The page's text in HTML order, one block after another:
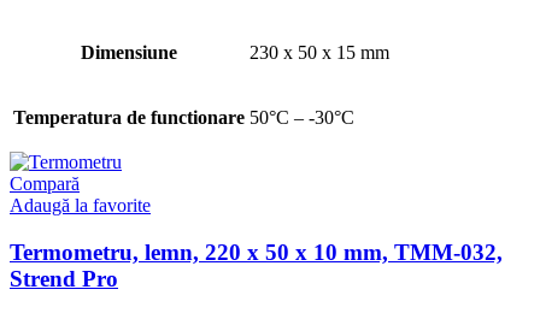
Dimensiune 230 x 50 x 15 mm
Temperatura de functionare 50°C – -30°C
Compară
Adaugă la favorite
Termometru, lemn, 220 x 50 x 10 mm, TMM-032,
Strend Pro